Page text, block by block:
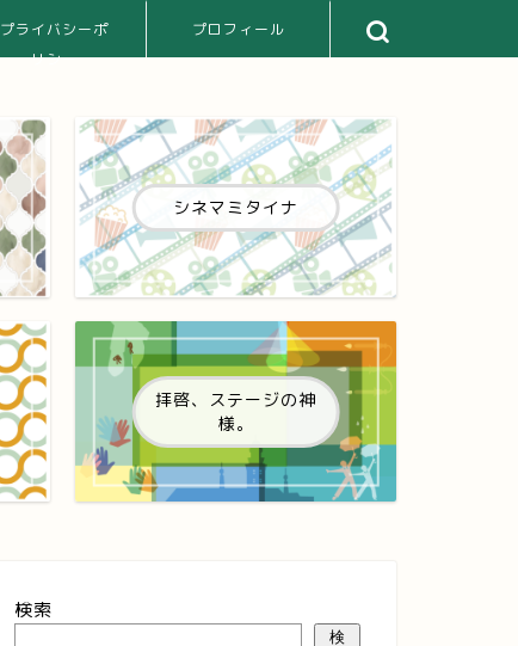
プライバシーポ
リシー
プロフィール
シネマミタイナ
拝啓、ステージの神
様。
検索
検